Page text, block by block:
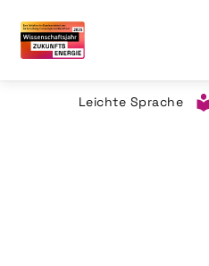
Leichte Sprache